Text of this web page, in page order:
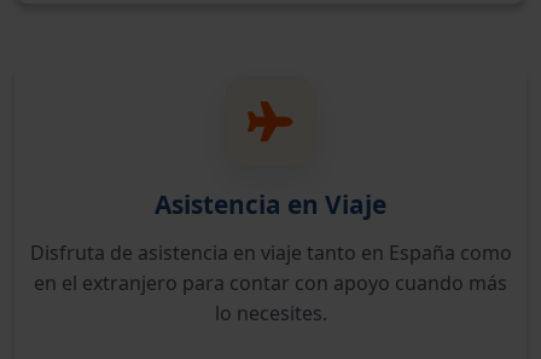
Asistencia en Viaje
Disfruta de asistencia en viaje tanto en España como
en el extranjero para contar con apoyo cuando más
lo necesites.